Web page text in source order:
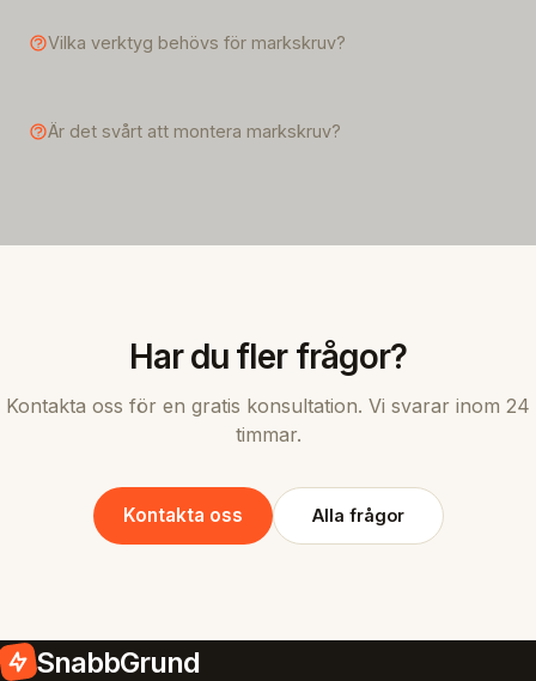
Vilka verktyg behövs för markskruv?
Är det svårt att montera markskruv?
Har du fler frågor?
Kontakta oss för en gratis konsultation. Vi svarar inom 24
timmar.
Kontakta oss Alla frågor
SnabbGrund